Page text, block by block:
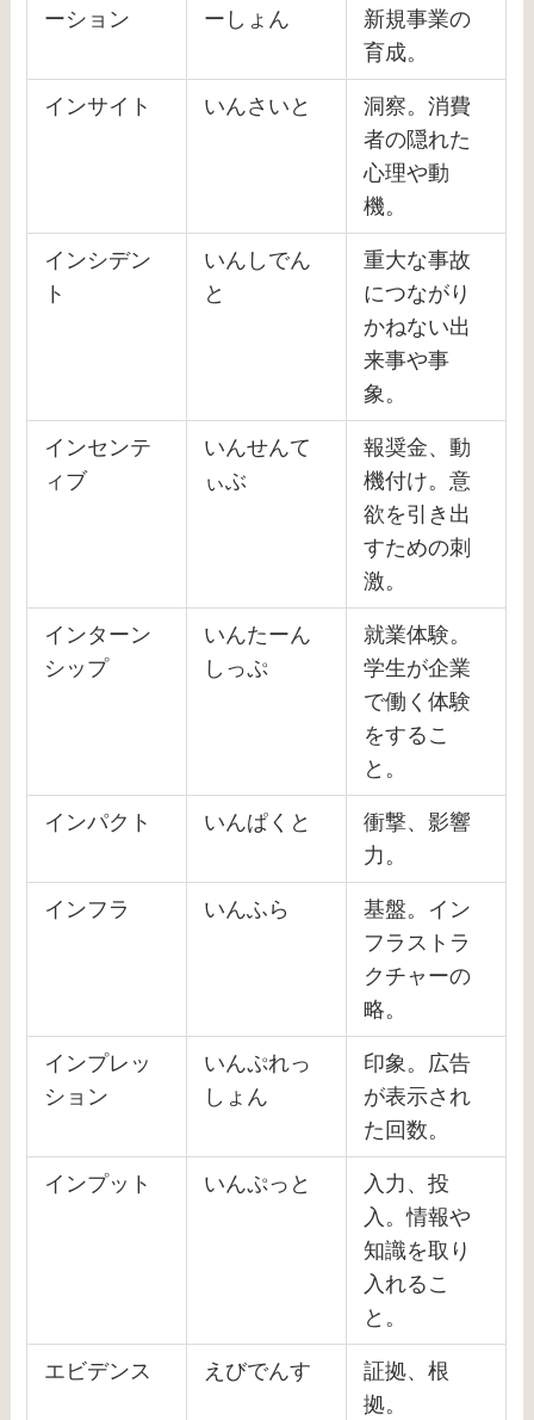
ーション ーしょん
新規事業の
育成。
インサイト いんさいと
洞察。消費
者の隠れた
心理や動
機。
インシデン
ト
いんしでん
と
重大な事故
につながり
かねない出
来事や事
象。
インセンテ
ィブ
いんせんて
ぃぶ
報奨金、動
機付け。意
欲を引き出
すための刺
激。
インターン
シップ
いんたーん
しっぷ
就業体験。
学生が企業
で働く体験
をするこ
と。
インパクト いんぱくと
衝撃、影響
力。
インフラ いんふら
基盤。イン
フラストラ
クチャーの
略。
インプレッ
ション
いんぷれっ
しょん
印象。広告
が表示され
た回数。
インプット いんぷっと
入力、投
入。情報や
知識を取り
入れるこ
と。
エビデンス えびでんす
証拠、根
拠。